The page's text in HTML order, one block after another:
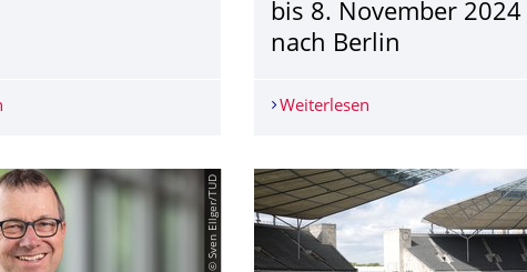
am 06.03.2025 in Leipzig
bis 8. November 2024
nach Berlin
Weiterlesen
© Sven Ellger/TUD